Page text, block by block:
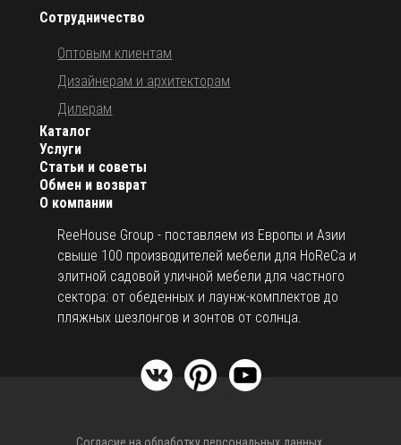
О компании
ReeHouse Group - поставляем из Европы и Азии
свыше 100 производителей мебели для HoReCa и
элитной садовой уличной мебели для частного
сектора: от обеденных и лаунж-комплектов до
пляжных шезлонгов и зонтов от солнца.
Каталог
Услуги
Статьи и советы
Обмен и возврат
Сотрудничество
Оптовым клиентам
Дизайнерам и архитекторам
Дилерам